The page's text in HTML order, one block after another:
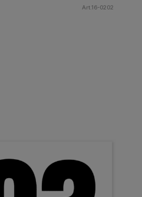
Art.16-0202